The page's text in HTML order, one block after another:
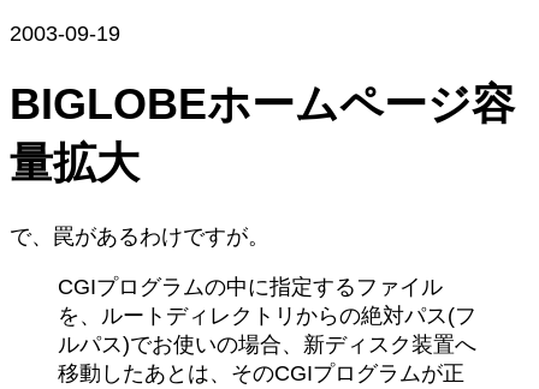
2003-09-19
BIGLOBEホームページ容
量拡大
で、罠があるわけですが。
CGIプログラムの中に指定するファイル
を、ルートディレクトリからの絶対パス(フ
ルパス)でお使いの場合、新ディスク装置へ
移動したあとは、そのCGIプログラムが正